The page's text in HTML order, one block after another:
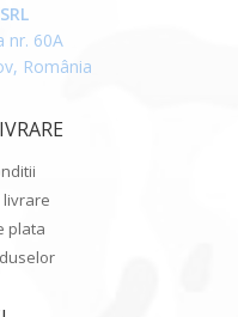
nr. 60A
România
plata